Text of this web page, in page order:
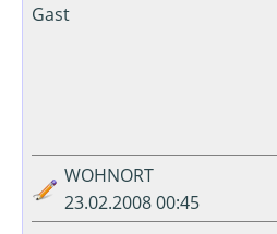
Gast
WOHNORT
23.02.2008 00:45